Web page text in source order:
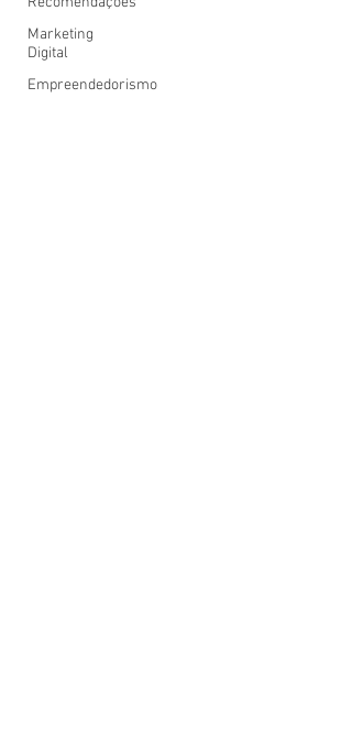
Marketing
Digital
Empreendedorismo